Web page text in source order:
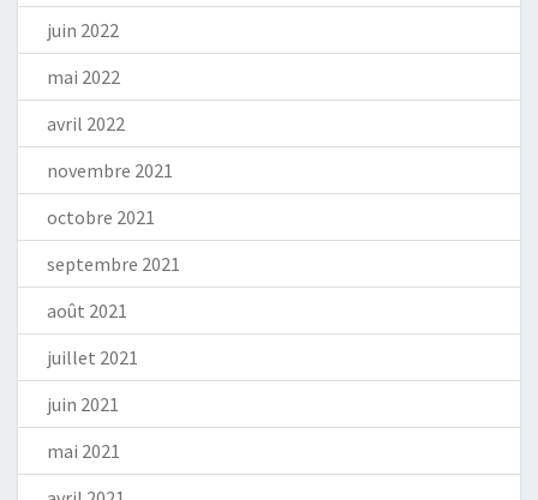
juin 2022
mai 2022
avril 2022
novembre 2021
octobre 2021
septembre 2021
août 2021
juillet 2021
juin 2021
mai 2021